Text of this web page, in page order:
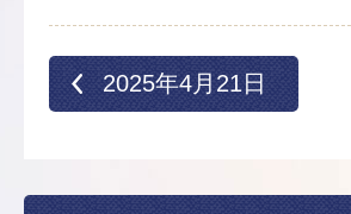
2025年4月21日